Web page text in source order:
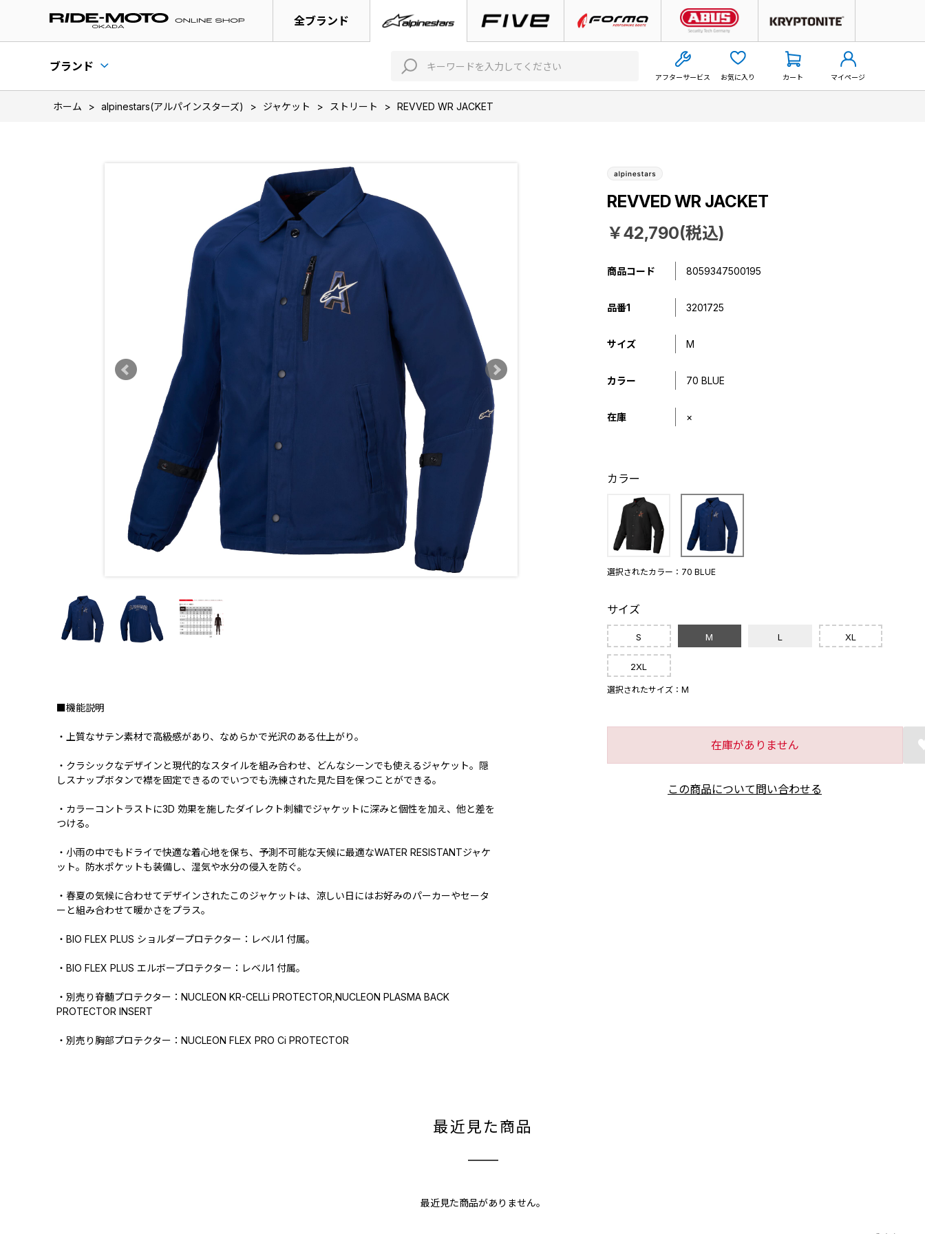
全ブランド
ブランド
アフターサービス お気に入り カート マイページ
ホーム > alpinestars(アルパインスターズ) > ジャケット > ストリート > REVVED WR JACKET
■機能説明
・上質なサテン素材で高級感があり、なめらかで光沢のある仕上がり。
・クラシックなデザインと現代的なスタイルを組み合わせ、どんなシーンでも使えるジャケット。隠
しスナップボタンで襟を固定できるのでいつでも洗練された見た目を保つことができる。
・カラーコントラストに3D 効果を施したダイレクト刺繍でジャケットに深みと個性を加え、他と差を
つける。
・小雨の中でもドライで快適な着心地を保ち、予測不可能な天候に最適なWATER RESISTANTジャケ
ット。防水ポケットも装備し、湿気や水分の侵入を防ぐ。
・春夏の気候に合わせてデザインされたこのジャケットは、涼しい日にはお好みのパーカーやセータ
ーと組み合わせて暖かさをプラス。
・BIO FLEX PLUS ショルダープロテクター：レベル1 付属。
・BIO FLEX PLUS エルボープロテクター：レベル1 付属。
・別売り脊髄プロテクター：NUCLEON KR-CELLi PROTECTOR,NUCLEON PLASMA BACK
PROTECTOR INSERT
・別売り胸部プロテクター：NUCLEON FLEX PRO Ci PROTECTOR
REVVED WR JACKET
￥42,790(税込)
商品コード 8059347500195
品番1 3201725
サイズ M
カラー 70 BLUE
在庫 ×
カラー
選択されたカラー：70 BLUE
サイズ
S M L XL
2XL
選択されたサイズ：M
在庫がありません
この商品について問い合わせる
最近見た商品
最近見た商品がありません。